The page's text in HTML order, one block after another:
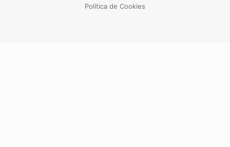
Política de Cookies